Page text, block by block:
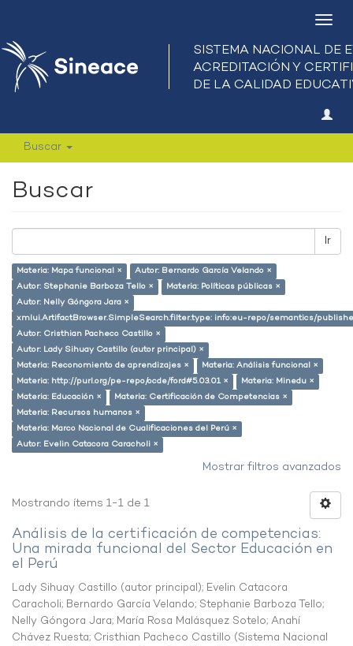
Buscar
Buscar
Ir
Materia: Mapa funcional ×
Autor: Bernardo García Velando ×
Autor: Stephanie Barboza Tello ×
Materia: Políticas públicas ×
Autor: Nelly Góngora Jara ×
xmlui.ArtifactBrowser.SimpleSearch.filter.type: info:eu-repo/semantics/
Autor: Cristhian Pacheco Castillo ×
Autor: Lady Sihuay Castillo (autor principal) ×
Materia: Reconomiento de aprendizajes ×
Materia: Análisis funcional ×
Materia: http://purl.org/pe-repo/ocde/ford#5.03.01 ×
Materia: Minedu ×
Materia: Educación ×
Materia: Certificación de Competencias ×
Materia: Recursos humanos ×
Materia: Marco Nacional de Cualificaciones del Perú ×
Autor: Evelin Catacora Caracholi ×
Mostrar filtros avanzados
Mostrando ítems 1-1 de 1
Análisis de la certificación de competencias:
Una mirada funcional del Sector Educación en
el Perú
Lady Sihuay Castillo (autor principal); Evelin Catacora
Caracholi; Bernardo García Velando; Stephanie Barboza Tello;
Nelly Góngora Jara; María Rosa Malásquez Sotelo; Anahí
Chávez Ruesta; Cristhian Pacheco Castillo (Sistema Nacional